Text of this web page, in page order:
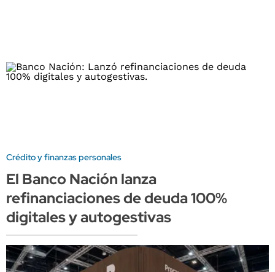
Crédito y finanzas personales
El Banco Nación lanza
refinanciaciones de deuda 100%
digitales y autogestivas